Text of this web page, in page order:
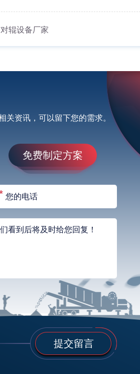
辊设备厂家
关资讯，可以留下您的需求。
免费制定方案
提交留言